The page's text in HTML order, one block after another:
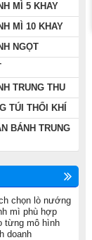
MÌ 5 KHAY
MÌ 10 KHAY
NGỌT
TRUNG THU
TÚI THỔI KHÍ
BÁNH TRUNG
chọn lò nướng
mì phù hợp
từng mô hình
doanh